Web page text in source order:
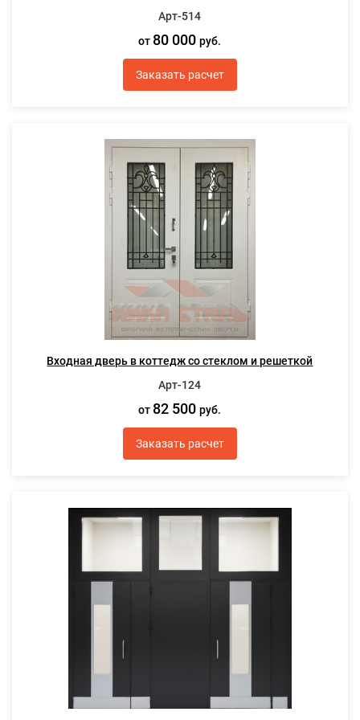
Арт-514
от 80 000руб.
Заказать расчет
Входная дверь в коттедж со стеклом и решеткой
Арт-124
от 82 500руб.
Заказать расчет